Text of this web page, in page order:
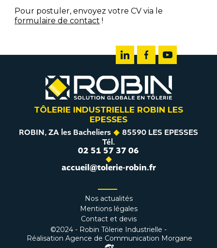
Pour postuler, envoyez votre CV via le
formulaire de contact !
TÔLERIE INDUSTRIELLE ROBIN LES
EPESSES
ROBIN, ZA les Bacheliers
85590 LES EPESSES
Tél.
02 51 57 37 06
accueil@tolerie-robin.fr
Nos actualités
Mentions légales
Contact et devis
©2024 - Robin Tôlerie Industrielle -
Réalisation Agence de Communication Morgane